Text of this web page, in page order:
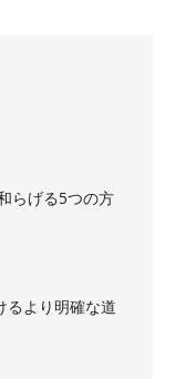
らげる5つの方
るより明確な道